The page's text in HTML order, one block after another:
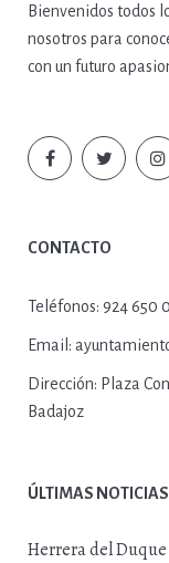
Bienvenidos todos
nosotros para
con un futuro
CONTACTO
Teléfonos: 924 650
Email:
Dirección: Plaza
Badajoz
ÚLTIMAS NOTICIAS
Herrera del